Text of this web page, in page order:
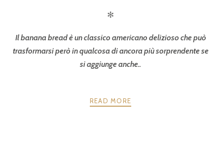
✻
Il banana bread è un classico americano delizioso che può
trasformarsi però in qualcosa di ancora più sorprendente se
si aggiunge anche..
READ MORE